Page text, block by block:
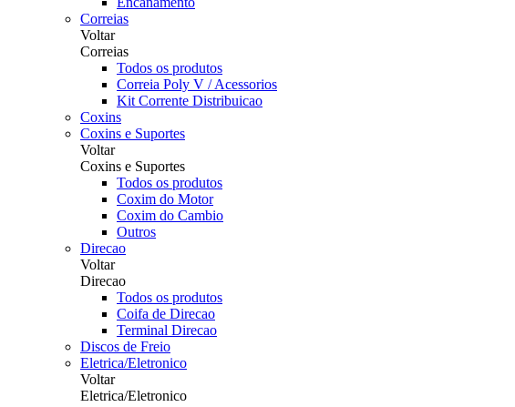
Correias
Voltar
Correias
Todos os produtos
Correia Poly V / Acessorios
Kit Corrente Distribuicao
Coxins
Coxins e Suportes
Voltar
Coxins e Suportes
Todos os produtos
Coxim do Motor
Coxim do Cambio
Outros
Direcao
Voltar
Direcao
Todos os produtos
Coifa de Direcao
Terminal Direcao
Discos de Freio
Eletrica/Eletronico
Voltar
Eletrica/Eletronico